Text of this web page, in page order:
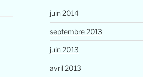
juin 2014
septembre 2013
juin 2013
avril 2013